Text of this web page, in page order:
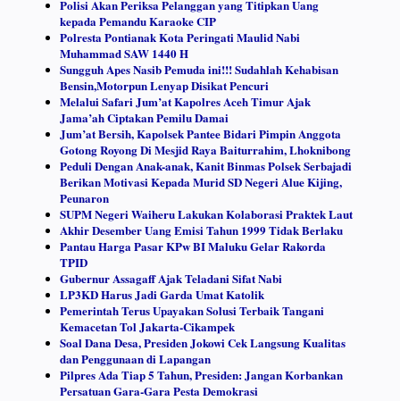
Polisi Akan Periksa Pelanggan yang Titipkan Uang
kepada Pemandu Karaoke CIP
Polresta Pontianak Kota Peringati Maulid Nabi
Muhammad SAW 1440 H
Sungguh Apes Nasib Pemuda ini!!! Sudahlah Kehabisan
Bensin,Motorpun Lenyap Disikat Pencuri
Melalui Safari Jum’at Kapolres Aceh Timur Ajak
Jama’ah Ciptakan Pemilu Damai
Jum’at Bersih, Kapolsek Pantee Bidari Pimpin Anggota
Gotong Royong Di Mesjid Raya Baiturrahim, Lhoknibong
Peduli Dengan Anak-anak, Kanit Binmas Polsek Serbajadi
Berikan Motivasi Kepada Murid SD Negeri Alue Kijing,
Peunaron
SUPM Negeri Waiheru Lakukan Kolaborasi Praktek Laut
Akhir Desember Uang Emisi Tahun 1999 Tidak Berlaku
Pantau Harga Pasar KPw BI Maluku Gelar Rakorda
TPID
Gubernur Assagaff Ajak Teladani Sifat Nabi
LP3KD Harus Jadi Garda Umat Katolik
Pemerintah Terus Upayakan Solusi Terbaik Tangani
Kemacetan Tol Jakarta-Cikampek
Soal Dana Desa, Presiden Jokowi Cek Langsung Kualitas
dan Penggunaan di Lapangan
Pilpres Ada Tiap 5 Tahun, Presiden: Jangan Korbankan
Persatuan Gara-Gara Pesta Demokrasi